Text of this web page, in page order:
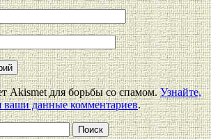
Akismet для борьбы со спамом.Узнайте,
ваши данные комментариев.